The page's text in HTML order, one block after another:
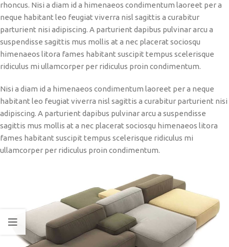
rhoncus. Nisi a diam id a himenaeos condimentum laoreet per a
neque habitant leo feugiat viverra nisl sagittis a curabitur
parturient nisi adipiscing. A parturient dapibus pulvinar arcu a
suspendisse sagittis mus mollis at a nec placerat sociosqu
himenaeos litora fames habitant suscipit tempus scelerisque
ridiculus mi ullamcorper per ridiculus proin condimentum.
Nisi a diam id a himenaeos condimentum laoreet per a neque
habitant leo feugiat viverra nisl sagittis a curabitur parturient nisi
adipiscing. A parturient dapibus pulvinar arcu a suspendisse
sagittis mus mollis at a nec placerat sociosqu himenaeos litora
fames habitant suscipit tempus scelerisque ridiculus mi
ullamcorper per ridiculus proin condimentum.